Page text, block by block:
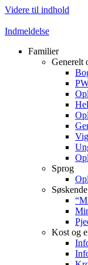
Videre til indhold
Indmeldelse
Familier
Generelt
Sprog
Søskende
Kost og